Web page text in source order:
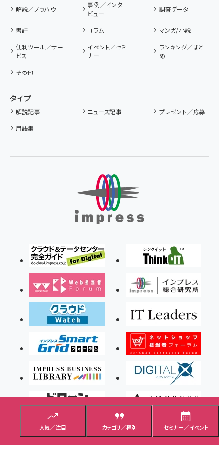
人気／注目 カテゴリ／種別 セミナー／イベント
解説／ノウハウ
事例／インタ
ビュー
調査データ
書評 コラム
マンガ/小説
便利ツール／サー
ビス
イベント／セミ
ナー
ランキング／まと
め
その他
タイプ
解説記事 ニュース記事
プレゼント／応募
用語集